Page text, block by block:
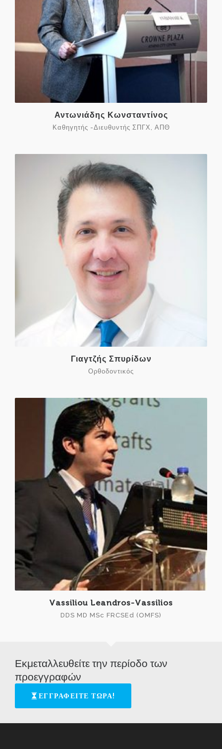
Αντωνιάδης Κωνσταντίνος
Καθηγητής -Διευθυντής ΣΠΓΧ, ΑΠΘ
Γιαγτζής Σπυρίδων
Ορθοδοντικός
Vassiliou Leandros-Vassilios
DDS MD MSc FRCSEd (OMFS)
Εκμεταλλευθείτε την περίοδο των
προεγγραφών
ΕΓΓΡΑΦΕΙΤΕ ΤΩΡΑ!